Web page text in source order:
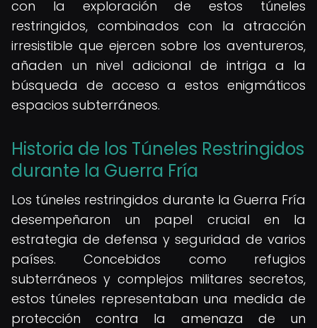
con la exploración de estos túneles
restringidos, combinados con la atracción
irresistible que ejercen sobre los aventureros,
añaden un nivel adicional de intriga a la
búsqueda de acceso a estos enigmáticos
espacios subterráneos.
Historia de los Túneles Restringidos
durante la Guerra Fría
Los túneles restringidos durante la Guerra Fría
desempeñaron un papel crucial en la
estrategia de defensa y seguridad de varios
países. Concebidos como refugios
subterráneos y complejos militares secretos,
estos túneles representaban una medida de
protección contra la amenaza de un